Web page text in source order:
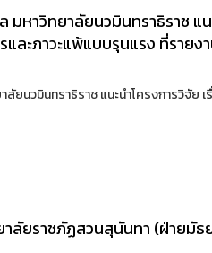
หาวิทยาลัยนวมินทราธิราช แน
และภาวะแพ้แบบรุนแรง ที่รายง
นวมินทราธิราช แนะนำโครงการวิจัย
าลัยราชภัฏสวนสุนันทา (ฝ่ายมั